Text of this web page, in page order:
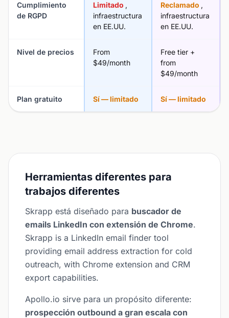
Cumplimiento
de RGPD
Limitado ,
infraestructura
en EE.UU.
Reclamado ,
infraestructura
en EE.UU.
Nivel de precios
From
$49/month
Free tier +
from
$49/month
Plan gratuito Sí — limitado Sí — limitado
Herramientas diferentes para
trabajos diferentes
Skrapp está diseñado para buscador de
emails LinkedIn con extensión de Chrome.
Skrapp is a LinkedIn email finder tool
providing email address extraction for cold
outreach, with Chrome extension and CRM
export capabilities.
Apollo.io sirve para un propósito diferente:
prospección outbound a gran escala con